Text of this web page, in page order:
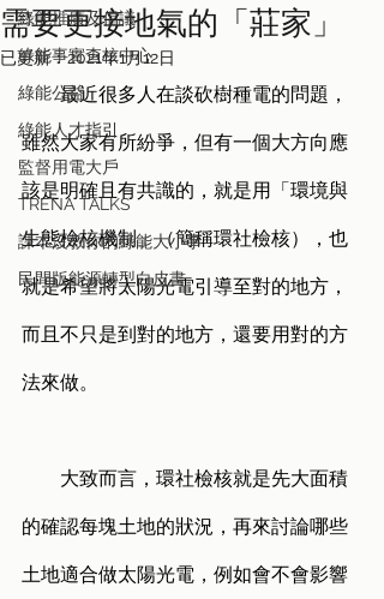
綠能推廣及倡議
綠能事實查核中心
綠能公益
綠能人才指引
監督用電大戶
TRENA TALKS
課本沒教你的綠能大小事
民間版能源轉型白皮書
需要更接地氣的「莊家」
已更新：2021年1月12日
        最近很多人在談砍樹種電的問題，
雖然大家有所紛爭，但有一個大方向應
該是明確且有共識的，就是用「環境與
生態檢核機制」（簡稱環社檢核），也
就是希望將太陽光電引導至對的地方，
而且不只是到對的地方，還要用對的方
法來做。
的確認每塊土地的狀況，再來討論哪些
土地適合做太陽光電，例如會不會影響